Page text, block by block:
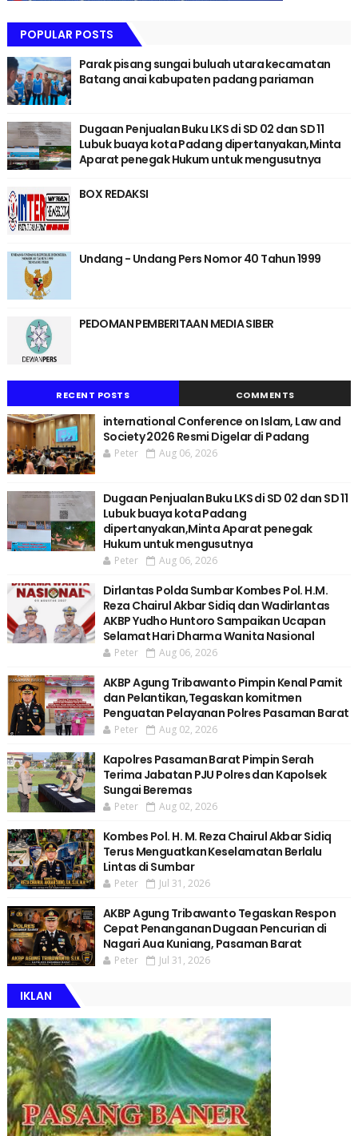
POPULAR POSTS
Parak pisang sungai buluah utara kecamatan
Batang anai kabupaten padang pariaman
Dugaan Penjualan Buku LKS di SD 02 dan SD 11
Lubuk buaya kota Padang dipertanyakan,Minta
Aparat penegak Hukum untuk mengusutnya
BOX REDAKSI
Undang - Undang Pers Nomor 40 Tahun 1999
PEDOMAN PEMBERITAAN MEDIA SIBER
RECENT POSTS COMMENTS
international Conference on Islam, Law and
Society 2026 Resmi Digelar di Padang
Peter Aug 06, 2026
Dugaan Penjualan Buku LKS di SD 02 dan SD 11
Lubuk buaya kota Padang
dipertanyakan,Minta Aparat penegak
Hukum untuk mengusutnya
Peter Aug 06, 2026
Dirlantas Polda Sumbar Kombes Pol. H.M.
Reza Chairul Akbar Sidiq dan Wadirlantas
AKBP Yudho Huntoro Sampaikan Ucapan
Selamat Hari Dharma Wanita Nasional
Peter Aug 06, 2026
AKBP Agung Tribawanto Pimpin Kenal Pamit
dan Pelantikan,Tegaskan komitmen
Penguatan Pelayanan Polres Pasaman Barat
Peter Aug 02, 2026
Kapolres Pasaman Barat Pimpin Serah
Terima Jabatan PJU Polres dan Kapolsek
Sungai Beremas
Peter Aug 02, 2026
Kombes Pol. H. M. Reza Chairul Akbar Sidiq
Terus Menguatkan Keselamatan Berlalu
Lintas di Sumbar
Peter Jul 31, 2026
AKBP Agung Tribawanto Tegaskan Respon
Cepat Penanganan Dugaan Pencurian di
Nagari Aua Kuniang, Pasaman Barat
Peter Jul 31, 2026
IKLAN